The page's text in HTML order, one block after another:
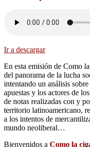
Ir a descargar
En esta emisión de Como
del panorama de la lucha
intentando un análisis
apuestas y los actores de
de notas realizadas con y
territorio latinoamericano,
a los intentos de
mundo neoliberal…
Bienvenidos a Como la